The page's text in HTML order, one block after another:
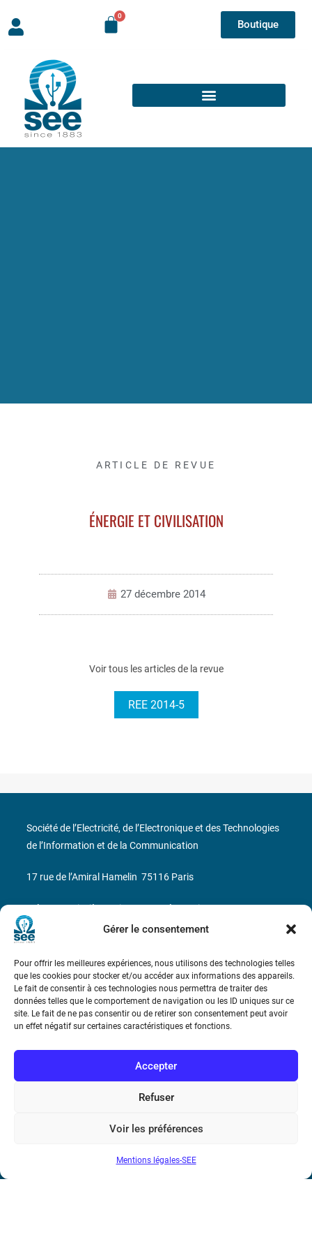
Gérer le consentement
Pour offrir les meilleures expériences, nous utilisons des technologies telles
que les cookies pour stocker et/ou accéder aux informations des appareils.
Le fait de consentir à ces technologies nous permettra de traiter des
données telles que le comportement de navigation ou les ID uniques sur ce
site. Le fait de ne pas consentir ou de retirer son consentement peut avoir
un effet négatif sur certaines caractéristiques et fonctions.
Accepter
Refuser
Voir les préférences
Mentions légales-SEE
Boutique
ARTICLE DE REVUE
ÉNERGIE ET CIVILISATION
27 décembre 2014
Voir tous les articles de la revue
REE 2014-5
Bicentenaire des découvertes d’André-
Marie Ampère
Conditions Générales de Vente
Société de l’Electricité, de l’Electronique et des Technologies
de l’Information et de la Communication
17 rue de l’Amiral Hamelin 75116 Paris
Métro : « Boissière » Ligne 6 et « Iéna » Ligne 9
Téléphone : (+33) 1 56 90 37 17
N° de SIREN : 785 393 232, Code APE : 9412Z TVA intra-
communautaire : FR44 785 393 232